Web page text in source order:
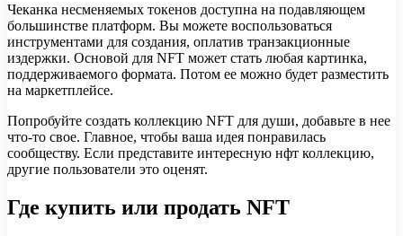
Чеканка несменяемых токенов доступна на подавляющем
большинстве платформ. Вы можете воспользоваться
инструментами для создания, оплатив транзакционные
издержки. Основой для NFT может стать любая картинка,
поддерживаемого формата. Потом ее можно будет разместить
на маркетплейсе.
Попробуйте создать коллекцию NFT для души, добавьте в нее
что-то свое. Главное, чтобы ваша идея понравилась
сообществу. Если представите интересную нфт коллекцию,
другие пользователи это оценят.
Где купить или продать NFT